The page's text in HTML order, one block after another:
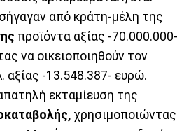
από κράτη-μέλη της
προϊόντα αξίας -70.000.000-
να οικειοποιηθούν τον
αξίας -13.548.387- ευρώ.
εκταμίευση της
χρησιμοποιώντας